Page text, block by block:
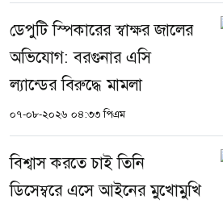
ডেপুটি স্পিকারের স্বাক্ষর জালের
অভিযোগ: বরগুনার এসি
ল্যান্ডের বিরুদ্ধে মামলা
০৭-০৮-২০২৬ ০৪:৩৩ পিএম
বিশ্বাস করতে চাই তিনি
ডিসেম্বরে এসে আইনের মুখোমুখি